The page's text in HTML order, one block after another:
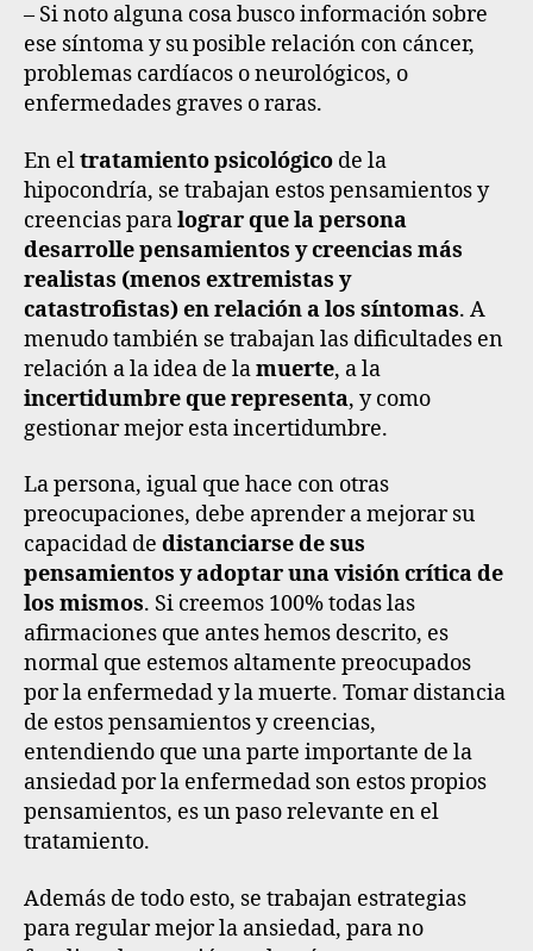
– Si noto alguna cosa busco información sobre
ese síntoma y su posible relación con cáncer,
problemas cardíacos o neurológicos, o
enfermedades graves o raras.
En eltratamiento psicológico de la
hipocondría, se trabajan estos pensamientos y
creencias paralograr que la persona
desarrolle pensamientos y creencias más
realistas (menos extremistas y
catastrofistas) en relación a los síntomas. A
menudo también se trabajan las dificultades en
relación a la idea de lamuerte, a la
incertidumbre que representa, y como
gestionar mejor esta incertidumbre.
La persona, igual que hace con otras
preocupaciones, debe aprender a mejorar su
capacidad de distanciarse de sus
pensamientos y adoptar una visión crítica de
los mismos. Si creemos 100% todas las
afirmaciones que antes hemos descrito, es
normal que estemos altamente preocupados
por la enfermedad y la muerte. Tomar distancia
de estos pensamientos y creencias,
entendiendo que una parte importante de la
ansiedad por la enfermedad son estos propios
pensamientos, es un paso relevante en el
tratamiento.
Además de todo esto, se trabajan estrategias
para regular mejor la ansiedad, para no